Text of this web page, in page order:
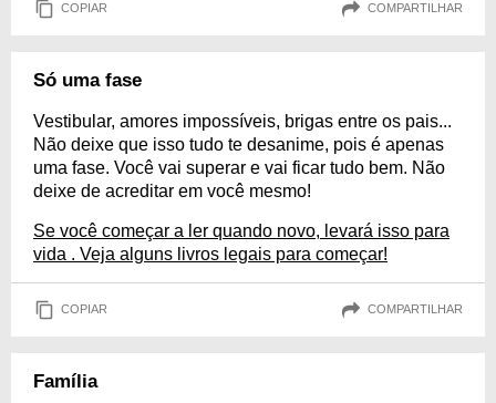
COPIAR COMPARTILHAR
Só uma fase
Vestibular, amores impossíveis, brigas entre os pais...
Não deixe que isso tudo te desanime, pois é apenas
uma fase. Você vai superar e vai ficar tudo bem. Não
deixe de acreditar em você mesmo!
Se você começar a ler quando novo, levará isso para
vida . Veja alguns livros legais para começar!
COPIAR COMPARTILHAR
Família